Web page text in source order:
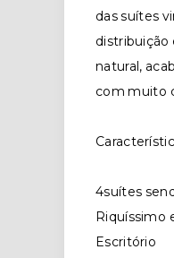
das suítes
distribuição
natural,
com muito
4suítes
Riquíssimo
Escritório